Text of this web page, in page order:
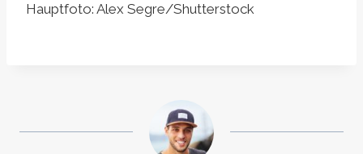
Hauptfoto: Alex Segre/Shutterstock